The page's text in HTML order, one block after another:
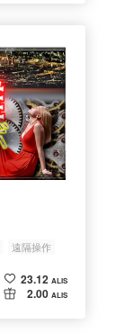
遠隔操作
23.12 ALIS
2.00 ALIS